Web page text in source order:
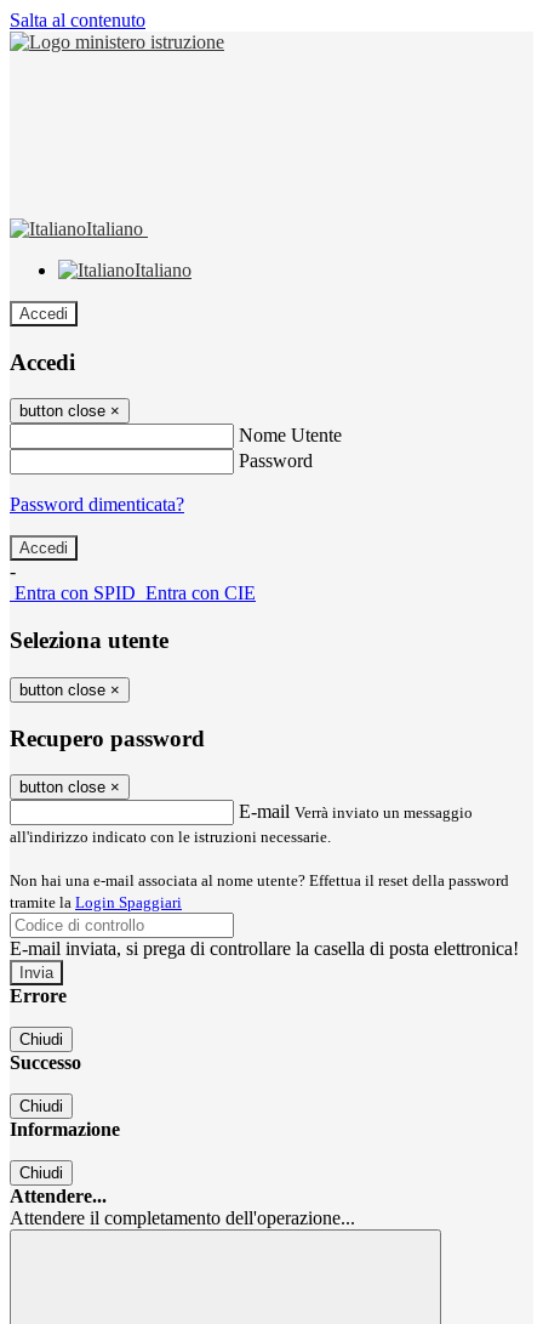
Salta al contenuto
Italiano
Italiano
Accedi
Accedi
button close ×
Nome Utente
Password
Password dimenticata?
-
Entra con SPID Entra con CIE
Seleziona utente
button close ×
Recupero password
button close ×
E-mail Verrà inviato un messaggio
all'indirizzo indicato con le istruzioni necessarie.
Non hai una e-mail associata al nome utente? Effettua il reset della password
tramite la Login Spaggiari
E-mail inviata, si prega di controllare la casella di posta elettronica!
Errore
Chiudi
Successo
Chiudi
Informazione
Chiudi
Attendere...
Attendere il completamento dell'operazione...